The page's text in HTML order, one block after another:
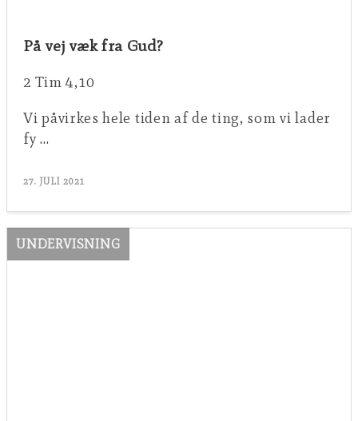
På vej væk fra Gud?
2 Tim 4,10
Vi påvirkes hele tiden af de ting, som vi lader
fy …
27. JULI 2021
UNDERVISNING